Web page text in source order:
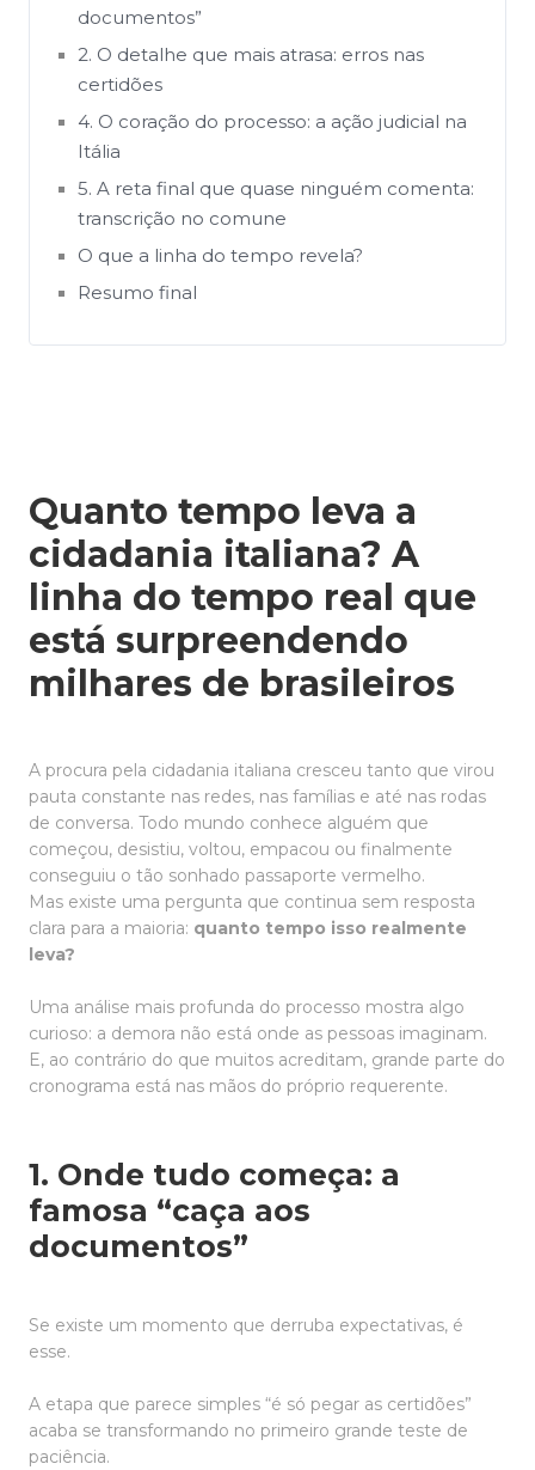
documentos”
2. O detalhe que mais atrasa: erros nas
certidões
4. O coração do processo: a ação judicial na
Itália
5. A reta final que quase ninguém comenta:
transcrição no comune
O que a linha do tempo revela?
Resumo final
Quanto tempo leva a
cidadania italiana? A
linha do tempo real que
está surpreendendo
milhares de brasileiros
A procura pela cidadania italiana cresceu tanto que virou
pauta constante nas redes, nas famílias e até nas rodas
de conversa. Todo mundo conhece alguém que
começou, desistiu, voltou, empacou ou finalmente
conseguiu o tão sonhado passaporte vermelho.
Mas existe uma pergunta que continua sem resposta
clara para a maioria: quanto tempo isso realmente
leva?
Uma análise mais profunda do processo mostra algo
curioso: a demora não está onde as pessoas imaginam.
E, ao contrário do que muitos acreditam, grande parte do
cronograma está nas mãos do próprio requerente.
1. Onde tudo começa: a
famosa “caça aos
documentos”
Se existe um momento que derruba expectativas, é
esse.
A etapa que parece simples “é só pegar as certidões”
acaba se transformando no primeiro grande teste de
paciência.